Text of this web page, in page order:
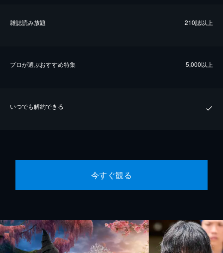
雑誌読み放題 210誌以上
プロが選ぶおすすめ特集 5,000以上
いつでも解約できる
今すぐ観る